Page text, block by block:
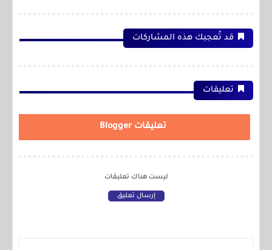
قد تُعجبك هذه المشاركات
تعليقات
تعليقات Blogger
ليست هناك تعليقات
إرسال تعليق